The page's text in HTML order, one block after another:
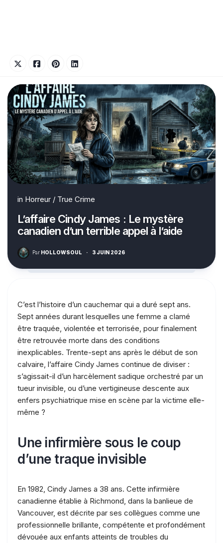
in Horreur / True Crime
L’affaire Cindy James : Le mystère
canadien d’un terrible appel à l’aide
Par HOLLOWSOUL · 3 JUIN 2026
C’est l’histoire d’un cauchemar qui a duré sept ans.
Sept années durant lesquelles une femme a clamé
être traquée, violentée et terrorisée, pour finalement
être retrouvée morte dans des conditions
inexplicables. Trente-sept ans après le début de son
calvaire, l’affaire Cindy James continue de diviser :
s’agissait-il d’un harcèlement sadique orchestré par un
tueur invisible, ou d’une vertigineuse descente aux
enfers psychiatrique mise en scène par la victime elle-
même ?
Une infirmière sous le coup
d’une traque invisible
En 1982, Cindy James a 38 ans. Cette infirmière
canadienne établie à Richmond, dans la banlieue de
Vancouver, est décrite par ses collègues comme une
professionnelle brillante, compétente et profondément
dévouée aux enfants atteints de troubles du